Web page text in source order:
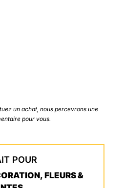
un achat, nous percevrons une
pour vous.
POUR
,FLEURS &